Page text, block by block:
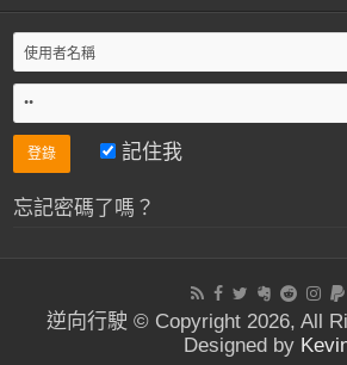
記住我
忘記密碼了嗎？
逆向行駛 © Copyright 2026, All
Designed by